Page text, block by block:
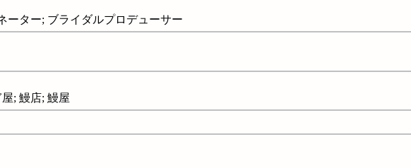
ーター; ブライダルプロデューサー
; 鰻店; 鰻屋